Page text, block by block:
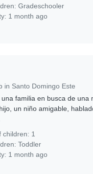
Gradeschooler
1 month ago
in Santo Domingo Este
una familia en busca de una
un niño amigable,
children: 1
Toddler
1 month ago